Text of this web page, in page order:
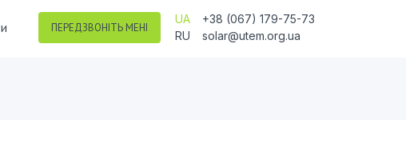
ПЕРЕДЗВОНІТЬ МЕНІ
UA
RU
+38 (067) 179-75-73
solar@utem.org.ua